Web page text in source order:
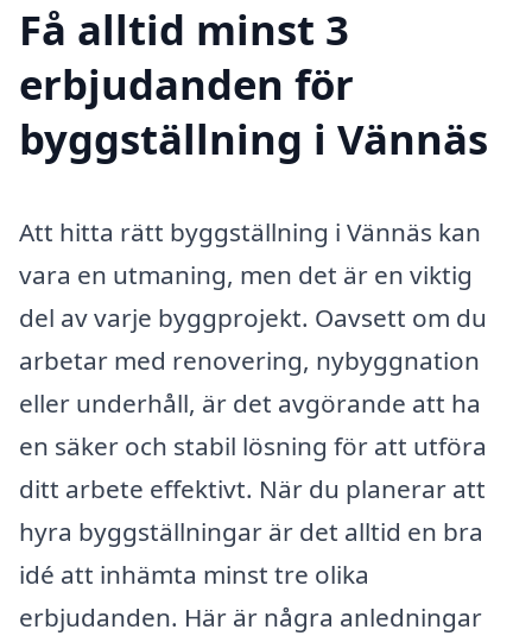
Få alltid minst 3
erbjudanden för
byggställning i Vännäs
Att hitta rätt byggställning i Vännäs kan
vara en utmaning, men det är en viktig
del av varje byggprojekt. Oavsett om du
arbetar med renovering, nybyggnation
eller underhåll, är det avgörande att ha
en säker och stabil lösning för att utföra
ditt arbete effektivt. När du planerar att
hyra byggställningar är det alltid en bra
idé att inhämta minst tre olika
erbjudanden. Här är några anledningar